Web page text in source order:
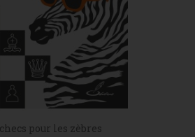
pour les zèbres